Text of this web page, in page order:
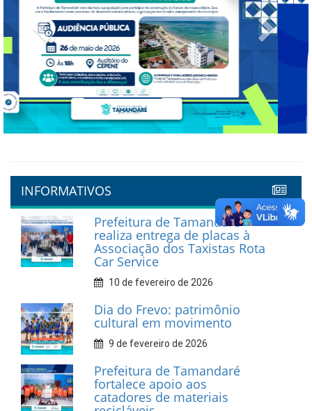
Previous Next